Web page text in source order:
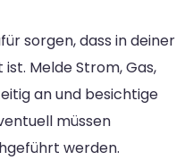
sorgen, dass in deiner
Melde Strom, Gas,
an und besichtige
müssen
werden.